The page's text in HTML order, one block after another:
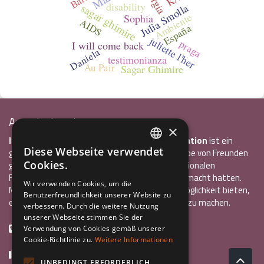
sagar ghimire
disability
I will come back
Julia Smolla
juliette l'her
Sagar Ghimire
Sophia
testimonianza
AIDS Ambiente
Au Pair
Daniela
España
praga
Associazione Inco
InCo – Verein für Interkulturelle Kommunikationist ein
gemeinnütziger Verein, der 2004 von einer Gruppe von Freunden
gegründet wurde, die alle bereits einen internationalen
Freiwilligendienst oder ein Auslandsstudium gemacht hatten.
Mit InCo wollten sie anderen Jugendlichen die Möglichkeit bieten,
eine ähnlich bereichernde Erfahrung im Ausland zu machen.
+39 0461 984355
ITALIAN
GERMAN
×
Diese Webseite verwendet
Cookies.
Wir verwenden Cookies, um die
Benutzerfreundlichkeit unserer Website zu
verbessern. Durch die weitere Nutzung
unserer Webseite stimmen Sie der
Verwendung von Cookies gemäß unserer
Cookie-Richtlinie zu. Weitere Informationen